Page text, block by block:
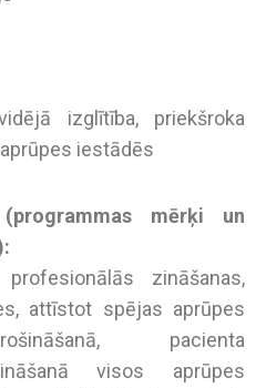
izglītība, priekšroka
iestādēs
mērķi un
zināšanas,
attīstot spējas aprūpes
pacienta
visos aprūpes